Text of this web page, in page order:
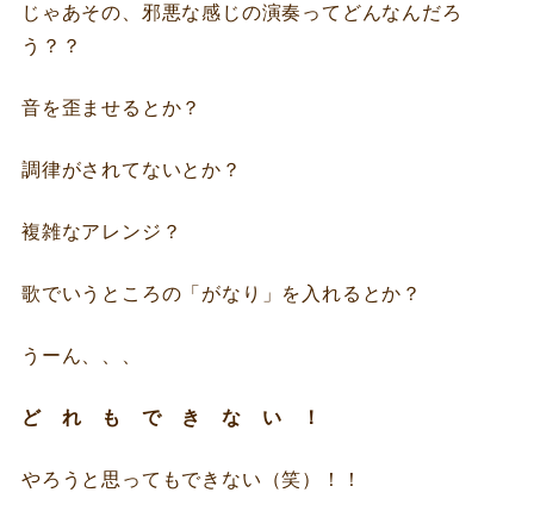
じゃあその、邪悪な感じの演奏ってどんなんだろ
う？？
音を歪ませるとか？
調律がされてないとか？
複雑なアレンジ？
歌でいうところの「がなり」を入れるとか？
うーん、、、
ど れ も で き な い ！
やろうと思ってもできない（笑）！！